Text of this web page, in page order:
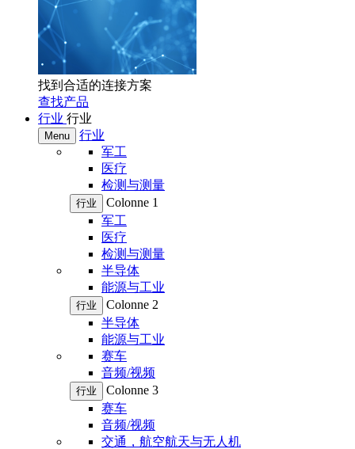
找到合适的连接方案
查找产品
行业 行业
Menu
行业
军工
医疗
检测与测量
行业
Colonne 1
军工
医疗
检测与测量
半导体
能源与工业
行业
Colonne 2
半导体
能源与工业
赛车
音频/视频
行业
Colonne 3
赛车
音频/视频
交通，航空航天与无人机